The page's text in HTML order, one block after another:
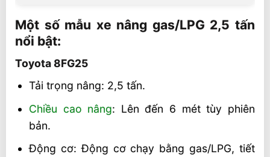
Một số mẫu xe nâng gas/LPG 2,5 tấn
nổi bật:
Toyota 8FG25
Tải trọng nâng: 2,5 tấn.
Chiều cao nâng: Lên đến 6 mét tùy phiên
bản.
Động cơ: Động cơ chạy bằng gas/LPG, tiết